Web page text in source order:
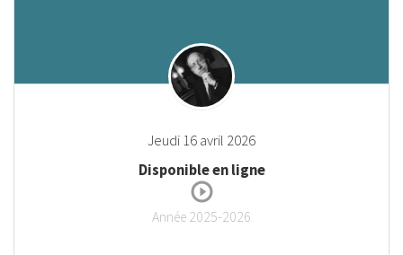
Jeudi 16 avril 2026
Disponible en ligne
Année 2025-2026